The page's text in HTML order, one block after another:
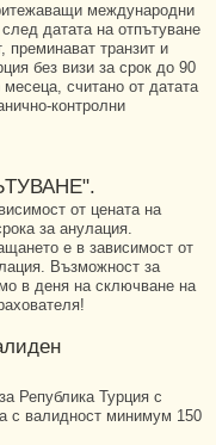
международни
датата на отпътуване
преминават транзит и
без визи за срок до 90
считано от датата
контролни
от цената на
за анулация.
е в зависимост от
Възможност за
в деня на сключване на
Република Турция с
с валидност минимум 150